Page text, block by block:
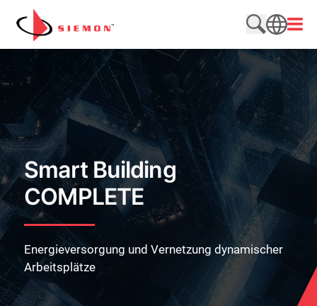
Direkt zum Inhalt wechseln
Website
SEARCH
Smart Building
COMPLETE
Energieversorgung und Vernetzung dynamischer
Arbeitsplätze